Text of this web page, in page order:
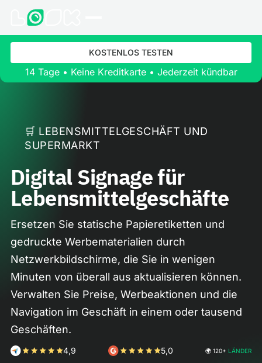
KOSTENLOS TESTEN
14 Tage • Keine Kreditkarte • Jederzeit kündbar
🛒 LEBENSMITTELGESCHÄFT UND
SUPERMARKT
Digital Signage für
Lebensmittelgeschäfte
Ersetzen Sie statische Papieretiketten und
gedruckte Werbematerialien durch
Netzwerkbildschirme, die Sie in wenigen
Minuten von überall aus aktualisieren können.
Verwalten Sie Preise, Werbeaktionen und die
Navigation im Geschäft in einem oder tausend
Geschäften.
4,9 5,0 🌍 120+ LÄNDER